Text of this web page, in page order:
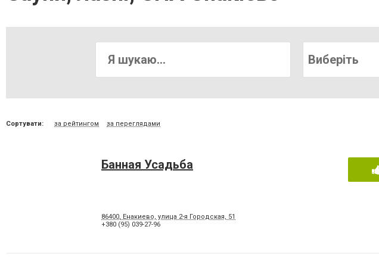
Виберіть
Сортувати: за рейтингом за переглядами
Банная Усадьба
86400, Енакиево, улица 2-я Городская, 51
+380 (95) 039-27-96